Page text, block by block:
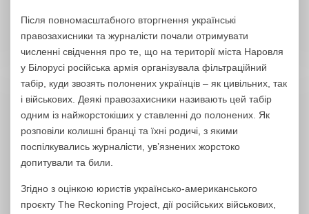
Після повномасштабного вторгнення українські
правозахисники та журналісти почали отримувати
численні свідчення про те, що на території міста Наровля
у Білорусі російська армія організувала фільтраційний
табір, куди звозять полонених українців – як цивільних, так
і військових. Деякі правозахисники називають цей табір
одним із найжорстокіших у ставленні до полонених. Як
розповіли колишні бранці та їхні родичі, з якими
поспілкувались журналісти, ув’язнених жорстоко
допитували та били.
Згідно з оцінкою юристів українсько-американського
проєкту The Reckoning Project, дії російських військових,